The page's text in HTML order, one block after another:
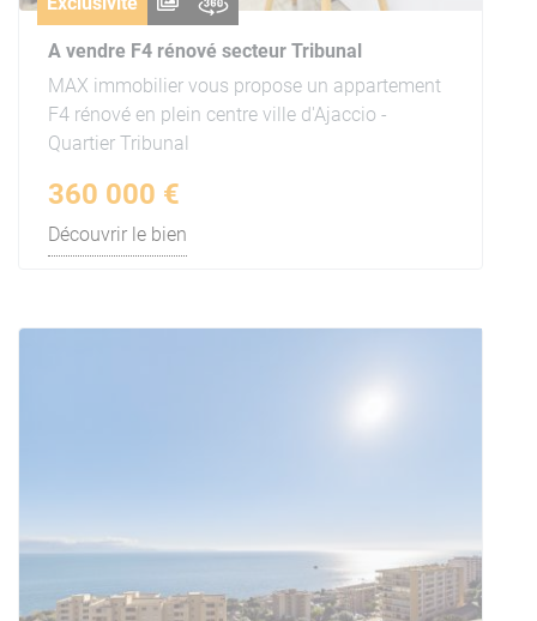
A vendre F4 rénové secteur Tribunal
MAX immobilier vous propose un appartement
F4 rénové en plein centre ville d'Ajaccio -
Quartier Tribunal
360 000 €
Découvrir le bien